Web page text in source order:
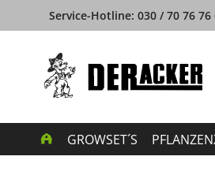
Service-Hotline: 030 / 70 76 76
GROWSET´S